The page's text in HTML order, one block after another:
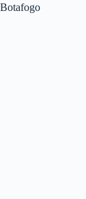
Botafogo